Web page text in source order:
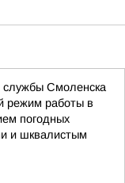
службы Смоленска
режим работы в
погодных
и шквалистым